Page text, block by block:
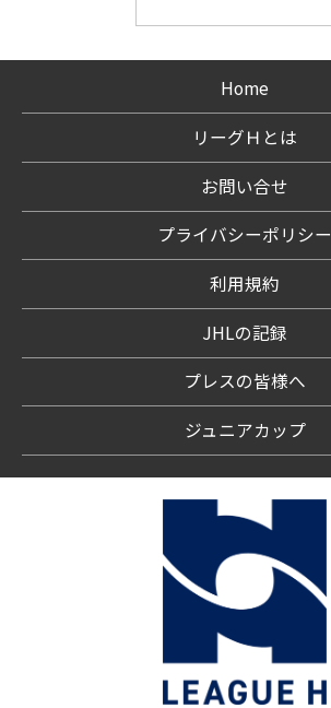
Home
リーグＨとは
お問い合せ
プライバシーポリシー
利用規約
JHLの記録
プレスの皆様へ
ジュニアカップ